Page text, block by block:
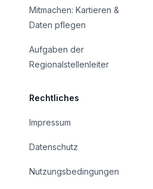
Mitmachen: Kartieren &
Daten pflegen
Aufgaben der
Regionalstellenleiter
Rechtliches
Impressum
Datenschutz
Nutzungsbedingungen